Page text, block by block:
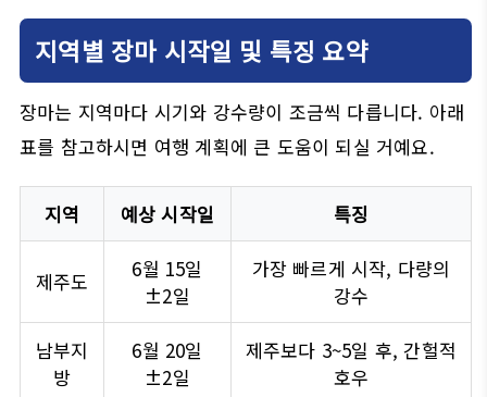
지역별 장마 시작일 및 특징 요약
장마는 지역마다 시기와 강수량이 조금씩 다릅니다. 아래
표를 참고하시면 여행 계획에 큰 도움이 되실 거예요.
지역 예상 시작일 특징
제주도
6월 15일
±2일
가장 빠르게 시작, 다량의
강수
남부지
방
6월 20일
±2일
제주보다 3~5일 후, 간헐적
호우